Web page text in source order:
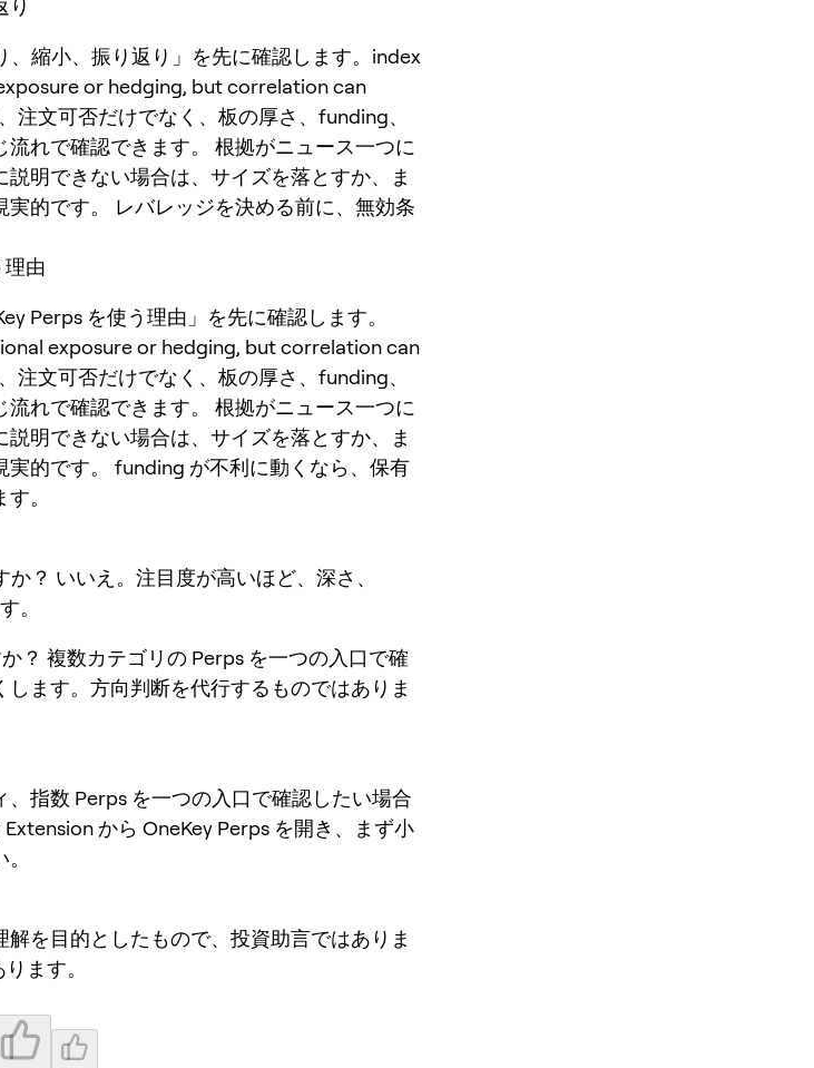
り
、縮小、振り返り」を先に確認します。index
or hedging, but correlation can
注文可否だけでなく、板の厚さ、funding、
れで確認できます。 根拠がニュース一つに
明できない場合は、サイズを落とすか、ま
的です。 レバレッジを決める前に、無効条
理由
Perps を使う理由」を先に確認します。
exposure or hedging, but correlation can
注文可否だけでなく、板の厚さ、funding、
れで確認できます。 根拠がニュース一つに
明できない場合は、サイズを落とすか、ま
的です。 funding が不利に動くなら、保有
。
か？ いいえ。注目度が高いほど、深さ、
。
？ 複数カテゴリの Perps を一つの入口で確
ます。方向判断を代行するものではありま
指数 Perps を一つの入口で確認したい場合
から OneKey Perps を開き、まず小
を目的としたもので、投資助言ではありま
ます。